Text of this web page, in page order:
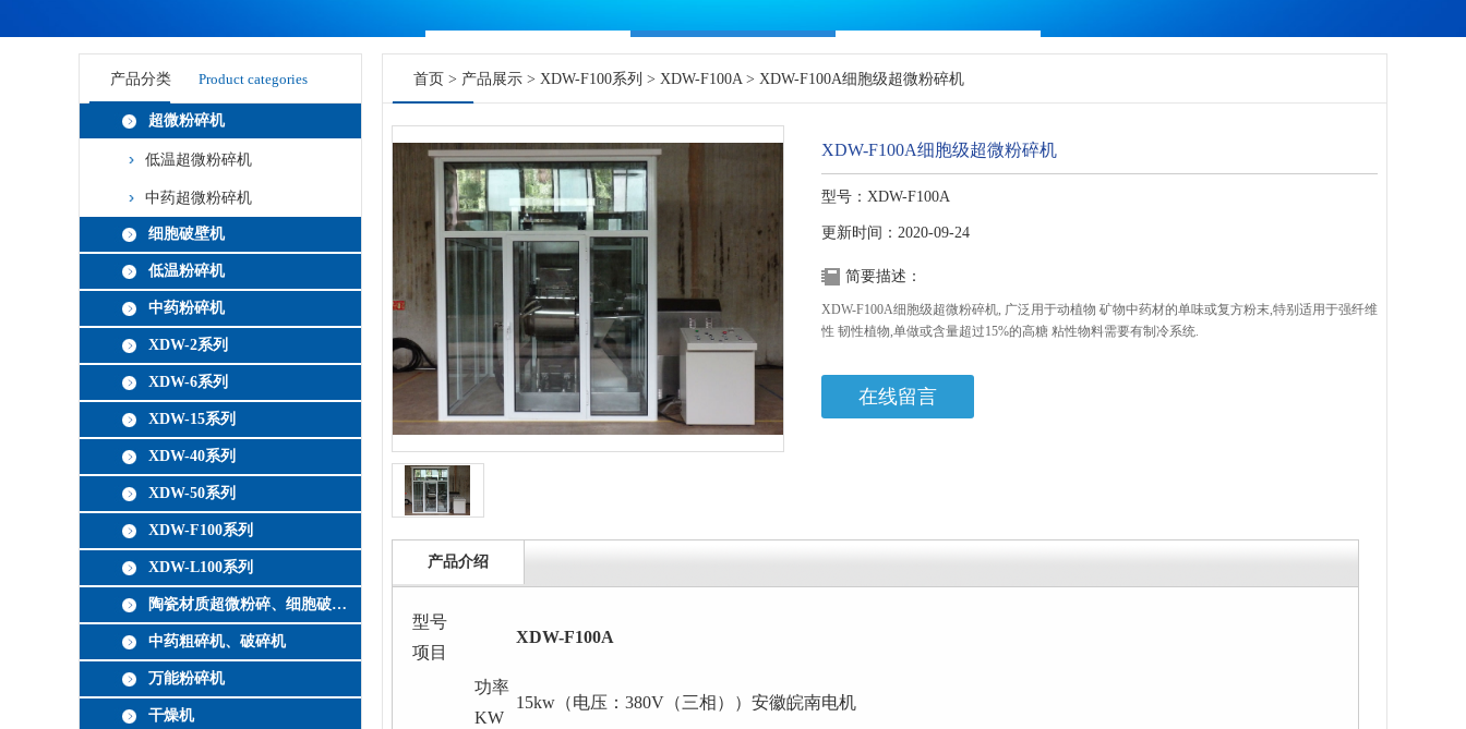
产品分类 Product categories
超微粉碎机
低温超微粉碎机
中药超微粉碎机
细胞破壁机
低温粉碎机
中药粉碎机
XDW-2系列
XDW-6系列
XDW-15系列
XDW-40系列
XDW-50系列
XDW-F100系列
XDW-L100系列
陶瓷材质超微粉碎、细胞破壁机
中药粗碎机、破碎机
万能粉碎机
干燥机
首页 > 产品展示 > XDW-F100系列 > XDW-F100A> XDW-F100A细胞级超微粉碎机
XDW-F100A细胞级超微粉碎机
型号：XDW-F100A
更新时间：2020-09-24
简要描述：
XDW-F100A细胞级超微粉碎机, 广泛用于动植物 矿物中药材的单味或复方粉末,特别适用于强纤维
性 韧性植物,单做或含量超过15%的高糖 粘性物料需要有制冷系统.
在线留言
产品介绍
型号
项目
XDW-F100A
功率
KW
15kw（电压：380V（三相））安徽皖南电机